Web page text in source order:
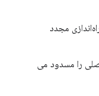
مجدد
را مسدود می